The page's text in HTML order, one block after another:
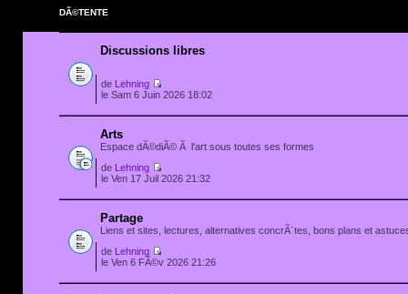
DÃ©TENTE
Discussions libres
de
Lehning
le Sam 6 Juin 2026 18:02
Arts
Espace dÃ©diÃ© Ã l'art sous toutes ses formes
de
Lehning
le Ven 17 Juil 2026 21:32
Partage
Liens et sites, lectures, alternatives concrÃ¨tes, bons plans et
de
Lehning
le Ven 6 FÃ©v 2026 21:26